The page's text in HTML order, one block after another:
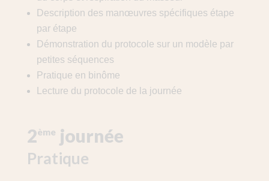
Description des manœuvres spécifiques étape
par étape
Démonstration du protocole sur un modèle par
petites séquences
Pratique en binôme
Lecture du protocole de la journée
2ème journée
Pratique